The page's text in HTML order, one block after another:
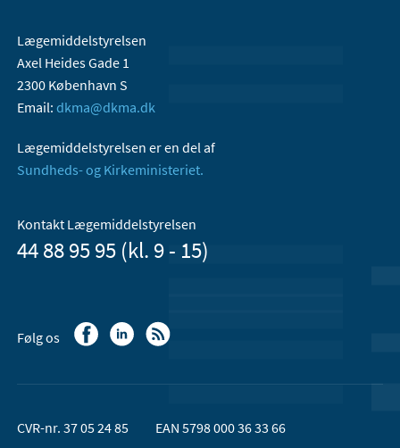
Lægemiddelstyrelsen
Axel Heides Gade 1
2300 København S
Email: dkma@dkma.dk
Lægemiddelstyrelsen er en del af
Sundheds- og Kirkeministeriet.
Kontakt Lægemiddelstyrelsen
44 88 95 95 (kl. 9 - 15)
Følg os
CVR-nr. 37 05 24 85 EAN 5798 000 36 33 66